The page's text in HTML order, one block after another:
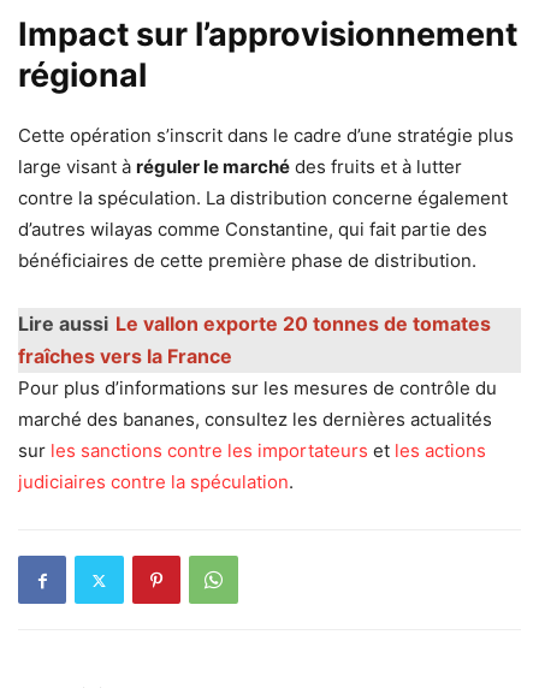
Impact sur l’approvisionnement
régional
Cette opération s’inscrit dans le cadre d’une stratégie plus
large visant à réguler le marché des fruits et à lutter
contre la spéculation. La distribution concerne également
d’autres wilayas comme Constantine, qui fait partie des
bénéficiaires de cette première phase de distribution.
Lire aussi Le vallon exporte 20 tonnes de tomates
fraîches vers la France
Pour plus d’informations sur les mesures de contrôle du
marché des bananes, consultez les dernières actualités
sur les sanctions contre les importateurs et les actions
judiciaires contre la spéculation.